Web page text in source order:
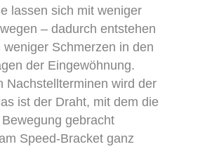
lassen sich mit weniger
– dadurch entstehen
weniger Schmerzen in den
der Eingewöhnung.
Nachstellterminen wird der
ist der Draht, mit dem die
gebracht
Speed-Bracket ganz